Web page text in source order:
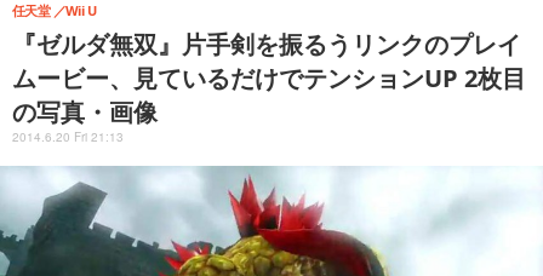
『ゼルダ無双』片手剣を振るうリンクのプレイ
ムービー、見ているだけでテンションUP 2枚目
の写真・画像
任天堂 Wii U
2014.6.20 Fri 21:13